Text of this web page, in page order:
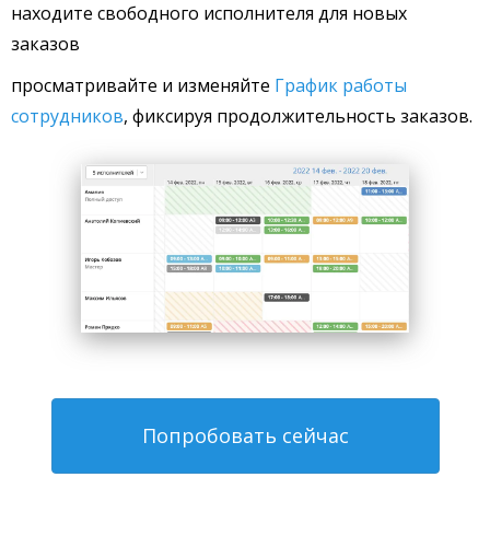
находите свободного исполнителя для новых
заказов
просматривайте и изменяйте График работы
сотрудников, фиксируя продолжительность заказов.
Попробовать сейчас